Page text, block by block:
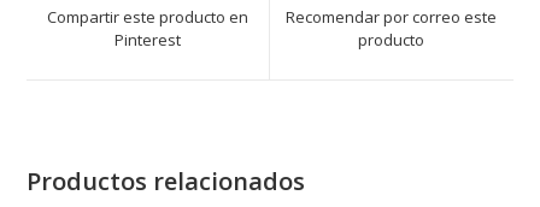
Compartir este producto en
Pinterest
Recomendar por correo este
producto
Productos relacionados